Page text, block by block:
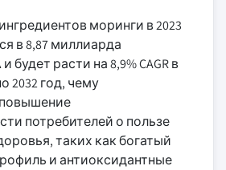
моринги в 2023
в 8,87 миллиарда
расти на 8,9% CAGR в
2032 год, чему
потребителей о пользе
таких как богатый
и антиоксидантные